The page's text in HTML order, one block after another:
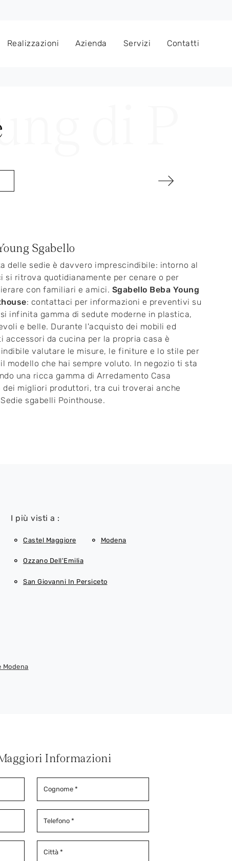
Realizzazioni Azienda Servizi Contatti
Sgabello
delle sedie è davvero imprescindibile: intorno al
si ritrova quotidianamente per cenare o per
con familiari e amici. Sgabello Beba Young
: contattaci per informazioni e preventivi su
infinita gamma di sedute moderne in plastica,
e belle. Durante l'acquisto dei mobili ed
accessori da cucina per la propria casa è
valutare le misure, le finiture e lo stile per
modello che hai sempre voluto. In negozio ti sta
una ricca gamma di Arredamento Casa
dei migliori produttori, tra cui troverai anche
sgabelli Pointhouse.
I più visti a :
Castel Maggiore Modena
Ozzano Dell'Emilia
San Giovanni In Persiceto
Modena
Informazioni